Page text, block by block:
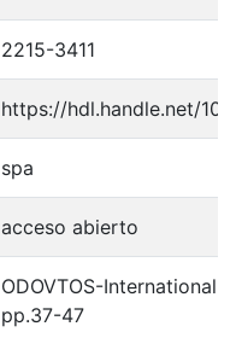
2215-3411
https://hdl.handle.net/
spa
acceso abierto
ODOVTOS-International
pp.37-47